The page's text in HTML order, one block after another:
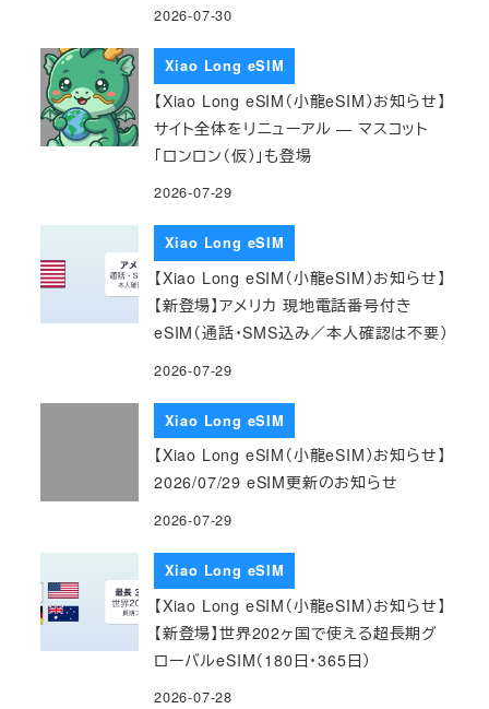
2026-07-30
Xiao Long eSIM
【Xiao Long eSIM（小龍eSIM）お知らせ】
サイト全体をリニューアル — マスコット
「ロンロン（仮）」も登場
2026-07-29
Xiao Long eSIM
【Xiao Long eSIM（小龍eSIM）お知らせ】
【新登場】アメリカ 現地電話番号付き
eSIM（通話・SMS込み／本人確認は不要）
2026-07-29
Xiao Long eSIM
【Xiao Long eSIM（小龍eSIM）お知らせ】
2026/07/29 eSIM更新のお知らせ
2026-07-29
Xiao Long eSIM
【Xiao Long eSIM（小龍eSIM）お知らせ】
【新登場】世界202ヶ国で使える超長期グ
ローバルeSIM（180日・365日）
2026-07-28